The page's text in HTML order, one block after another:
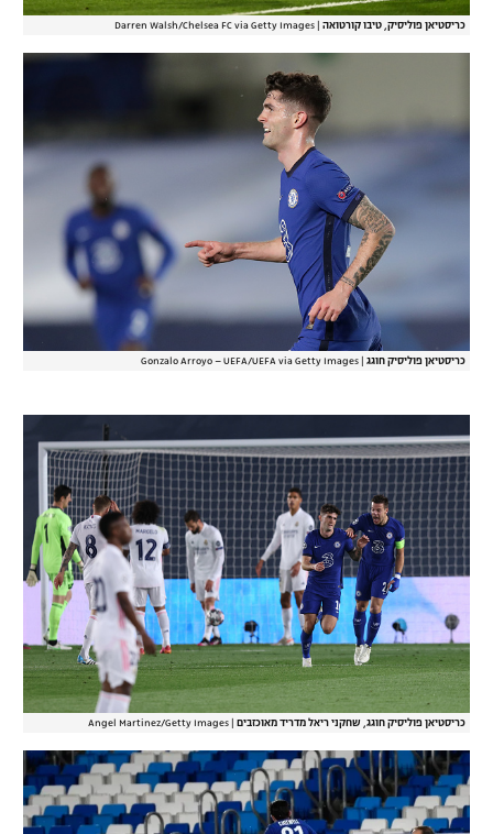
כריסטיאן פוליסיק, טיבו קורטואה Darren Walsh/Chelsea FC via Getty Images
כריסטיאן פוליסיק חוגג Gonzalo Arroyo – UEFA/UEFA via Getty Images
כריסטיאן פוליסיק חוגג, שחקני ריאל מדריד מאוכזבים Angel Martinez/Getty Images